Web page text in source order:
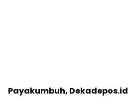
Payakumbuh, Dekadepos.id